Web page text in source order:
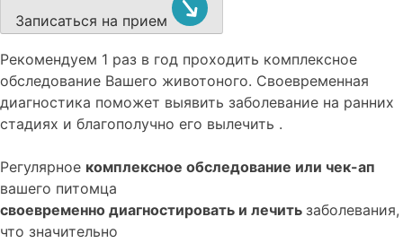
Записаться на прием
Рекомендуем 1 раз в год проходить комплексное
обследование Вашего животоного. Своевременная
диагностика поможет выявить заболевание на ранних
стадиях и благополучно его вылечить .
Регулярное комплексное обследование или чек-ап
вашего питомца
своевременно диагностировать и лечить заболевания,
что значительно